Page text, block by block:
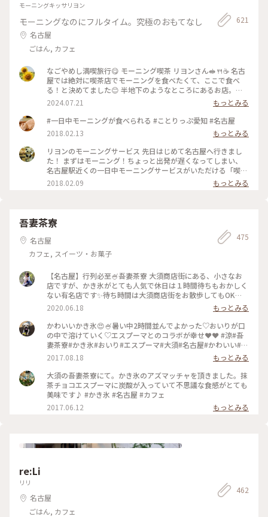
モーニングキッサリヨン
モーニングなのにフルタイム。究極のおもてなし
名古屋
ごはん, カフェ
621
なごやめし満喫旅行😋 モーニング喫茶 リヨンさん🥪🍴☕️ 名古
屋では絶対に喫茶店でモーニングを食べたくて、ここで食べ
る！と決めてました😊 半地下のようなところにあるお店。通
りからはちょっと見えにくくなってます。 オープン30分ほど
前に到着しましたが早くも先客が！ そのあとも次々に列が伸
びていき、オープンする頃には50人近く並んでいました😳 無
事に1巡目で入店！ ソファー席に座ることが出来ました☺️ レト
ロな店内は落ち着いた雰囲気で、真ん中の大きなテーブルはお
ひとり様が多かったです。 リヨンさんでは一日中モーニングを
食べることが出来ます🥰 私はポテトサラダ、夫は野菜サンドに
しました。 私はドリンク代だけでプレスサンドがサービスで
ついてくるもの、夫はドリンク代にプラス料金の玉子・野菜サ
ンドセットでした。 具も美味しいけどパンも美味しい💓 お店
間製パン直営店のアヴァンセさん、行きたかったなあ🥰 #なご
やめし満喫旅行 #名古屋 #モーニング喫茶リヨン #リヨン #モ
2024.07.21
もっとみる
#一日中モーニングが食べられる #ことりっぷ愛知 #名古屋
2018.02.13
もっとみる
リヨンのモーニングサービス 先日はじめて名古屋へ行きまし
た！ まずはモーニング！ちょっと出発が遅くなってしまい、
名古屋駅近くの一日中モーニングサービスがいただける「喫茶
リヨン」へ。 ドリンク1杯でプレスサンドとスナックがいただ
けました。 プレスサンドは5、6種類から選べました。 小倉あ
2018.02.09 もっとみる
吾妻茶寮
名古屋
カフェ, スイーツ・お菓子
475
【名古屋】行列必至🍧吾妻茶寮 大須商店街にある、小さなお
店ですが、かき氷がとても人気で休日は１時間待ちもおかしく
ない有名店です✨待ち時間は大須商店街をお散歩してもOK🙆‍♀️
かき氷は、いろいろなメニューがあり、泡のようなソースのエ
スプーマとふわふわの氷がたまらない☺️💓テレビでも紹介され
ている、間違いなしのお店です！ #日本の夏景色 #かき氷 #愛
知 #名古屋 #大須 #ことりっぷ愛知
2020.06.18
もっとみる
かわいいかき氷😍🍧暑い中2時間並んでよかった♡おいりが口
の中で溶けていく♡エスプーマとのコラボが幸せ❤️❤️ #涼#吾
妻茶寮#かき氷#おいり#エスプーマ#大須#名古屋#かわいい#暑
い夏に耐えるご褒美
2017.08.18
もっとみる
大須の吾妻茶寮にて。かき氷のアズマッチャを頂きました。抹
茶チョコエスプーマに炭酸が入っていて不思議な食感がとても
美味です♪ #かき氷 #名古屋 #カフェ
2017.06.12
もっとみる
re:Li
リリ
名古屋
ごはん, カフェ
462